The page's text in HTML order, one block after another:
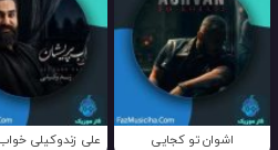
اشوان تو کجایی علی زندوکیلی